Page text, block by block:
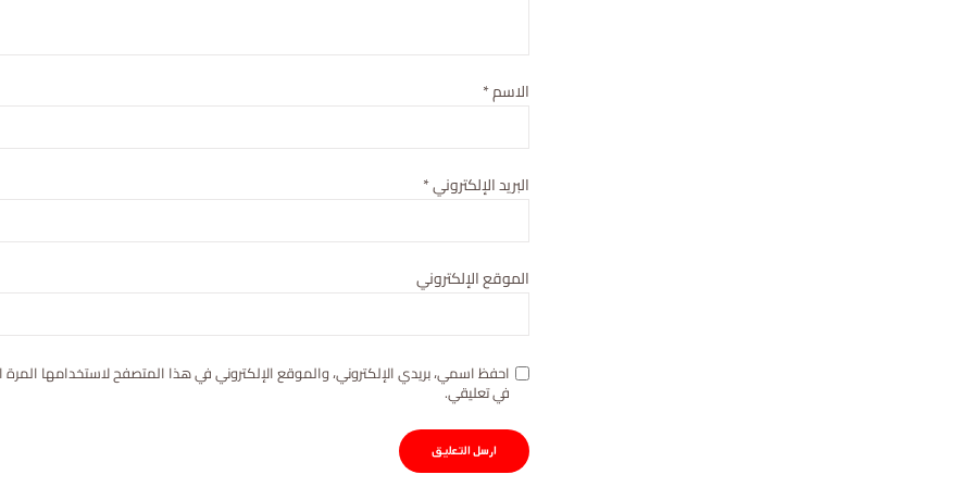
الاسم*
البريد الإلكتروني*
الموقع الإلكتروني
احفظ اسمي، بريدي الإلكتروني، والموقع الإلكتروني في هذا المتصفح لاستخدامها المرة
في تعليقي.